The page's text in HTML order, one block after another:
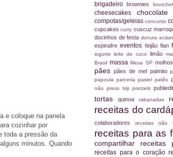
e coloque na panela
cozinhar por
toda a pressão da
minutos. Quando
brigadeirobrownies
cheesecakes
compotas/geleias concurso
cupcakescurry cuscuz
docinhos de festa donuts
espinafreeventos feijãoflan
iogurte leite de coco limão
Brasil massaMesa SP
pães pães de mel palmito
papoulaparceriapastelpatês
não press trippretzels
tortasquinoarabanadas
receitas do
colaboradores receitas não
receitas para as
compartilhar receitas
receitas para o coração